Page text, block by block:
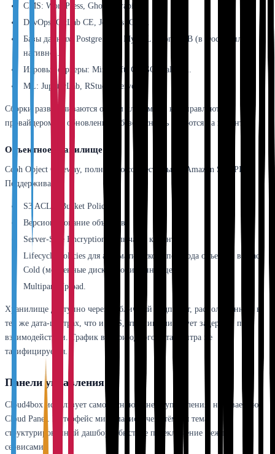
CMS: WordPress, Ghost, Strapi.
DevOps: GitLab CE, Jenkins, Gitea.
Базы данных: PostgreSQL, MySQL, MongoDB (в Docker или
нативно).
Игровые серверы: Minecraft, CS:GO, Valheim.
ML: JupyterLab, RStudio Server.
Сборки разворачиваются одним кликом, но не управляются
провайдером — обновление и безопасность остаются на клиенте.
Объектное хранилище (S3)
Ceph Object Gateway, полностью совместимый с Amazon S3 API.
Поддерживает:
S3 ACL и Bucket Policies.
Версионирование объектов.
Server-Side Encryption с ключами клиента.
Lifecycle Policies для автоматического перехода объектов в класс
Cold (медленные диски, пониженная цена).
Multipart Upload.
Хранилище доступно через публичный эндпоинт, расположенный в
тех же дата-центрах, что и VPS, что минимизирует задержки при
взаимодействии. Трафик внутри одного дата-центра не
тарифицируется.
Панели управления
Cloud4box использует самописную панель управления, называемую
Cloud Panel. Интерфейс минималистичен: тёмная тема,
структурированный дашборд, быстрое переключение между
сервисами.